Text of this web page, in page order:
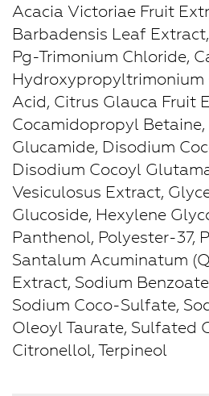
Acacia Victoriae Fruit
Barbadensis Leaf
Pg-Trimonium Chloride,
Hydroxypropyltrimonium
Acid, Citrus Glauca Fruit
Cocamidopropyl
Glucamide, Disodium
Disodium Cocoyl
Vesiculosus Extract,
Glucoside, Hexylene
Panthenol, Polyester-37,
Santalum Acuminatum
Extract, Sodium
Sodium Coco-Sulfate,
Oleoyl Taurate, Sulfated
Citronellol, Terpineol